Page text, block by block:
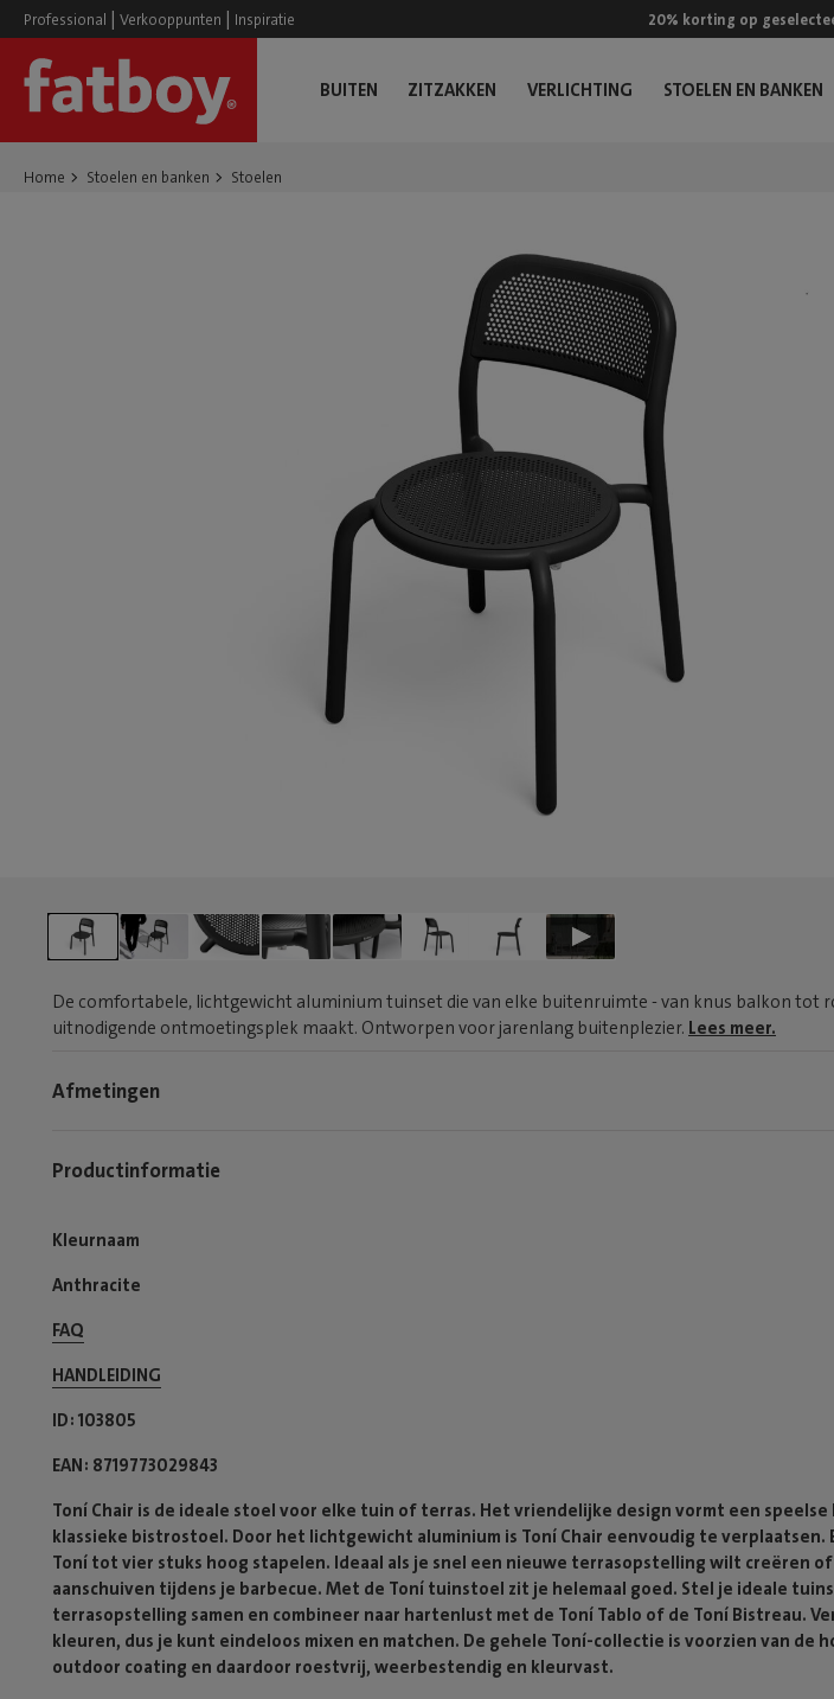
Professional | Verkooppunten | Inspiratie 20% korting op
BUITEN ZITZAKKEN VERLICHTING STOELEN EN BANKEN
Home Stoelen en banken Stoelen
De comfortabele, lichtgewicht aluminium tuinset die van elke buitenruimte - van knus balkon tot
uitnodigende ontmoetingsplek maakt. Ontworpen voor jarenlang buitenplezier. Lees meer.
Afmetingen
Productinformatie
Kleurnaam
Anthracite
FAQ
HANDLEIDING
ID 103805
EAN 8719773029843
Toní Chair is de ideale stoel voor elke tuin of terras. Het vriendelijke design vormt een speelse
klassieke bistrostoel. Door het lichtgewicht aluminium is Toní Chair eenvoudig te verplaatsen.
Toní tot vier stuks hoog stapelen. Ideaal als je snel een nieuwe terrasopstelling wilt creëren
aanschuiven tijdens je barbecue. Met de Toní tuinstoel zit je helemaal goed. Stel je ideale
terrasopstelling samen en combineer naar hartenlust met de Toní Tablo of de Toní Bistreau.
kleuren, dus je kunt eindeloos mixen en matchen. De gehele Toní-collectie is voorzien van de
outdoor coating en daardoor roestvrij, weerbestendig en kleurvast.